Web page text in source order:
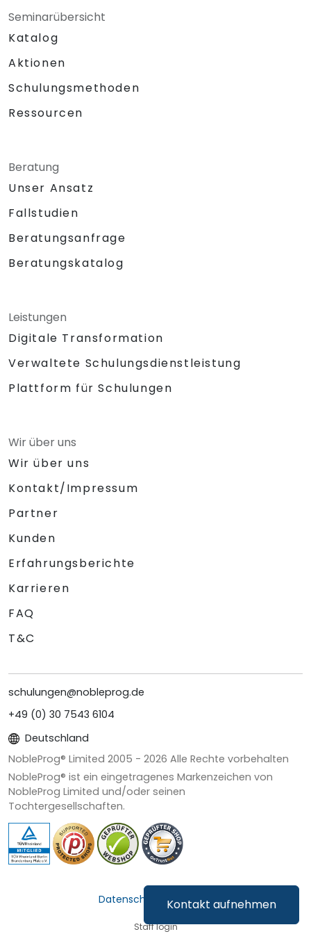
Kontakt aufnehmen
Seminarübersicht
Katalog
Aktionen
Schulungsmethoden
Ressourcen
Beratung
Unser Ansatz
Fallstudien
Beratungsanfrage
Beratungskatalog
Leistungen
Digitale Transformation
Verwaltete Schulungsdienstleistung
Plattform für Schulungen
Wir über uns
Wir über uns
Kontakt/Impressum
Partner
Kunden
Erfahrungsberichte
Karrieren
FAQ
T&C
schulungen@nobleprog.de
+49 (0) 30 7543 6104
Deutschland
NobleProg® Limited 2005 - 2026 Alle Rechte vorbehalten
NobleProg® ist ein eingetragenes Markenzeichen von
NobleProg Limited und/oder seinen
Tochtergesellschaften.
Datenschutz & Cookies
Staff login